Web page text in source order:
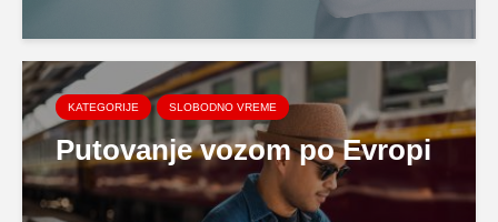
KATEGORIJE SLOBODNO VREME
Putovanje vozom po Evropi